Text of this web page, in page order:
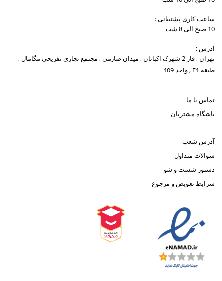
ساعت کاری پشتیبانی :
10 صبح الی 8 شب
آدرس :
تهران , فاز 2 شهرک اکباتان , میدان صارمی , مجتمع تجاری تفریحی مگامال ,
طبقه F1 , واحد 109
تماس با ما
باشگاه مشتریان
آدرس شعب
سوالات متداول
دستور شست و شو
شرایط تعویض و مرجوع